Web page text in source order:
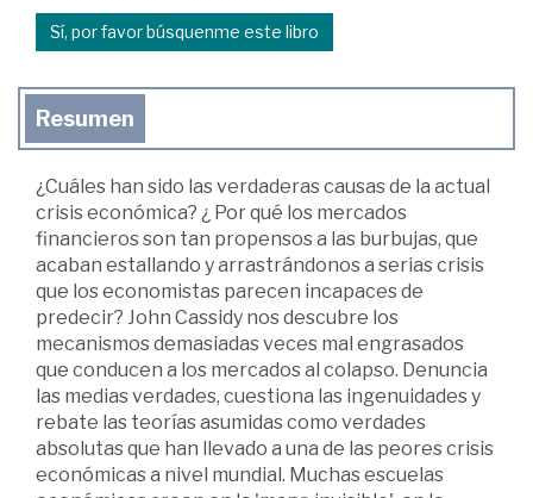
Sí, por favor búsquenme este libro
Resumen
¿Cuáles han sido las verdaderas causas de la actual
crisis económica? ¿ Por qué los mercados
financieros son tan propensos a las burbujas, que
acaban estallando y arrastrándonos a serias crisis
que los economistas parecen incapaces de
predecir? John Cassidy nos descubre los
mecanismos demasiadas veces mal engrasados
que conducen a los mercados al colapso. Denuncia
las medias verdades, cuestiona las ingenuidades y
rebate las teorías asumidas como verdades
absolutas que han llevado a una de las peores crisis
económicas a nivel mundial. Muchas escuelas